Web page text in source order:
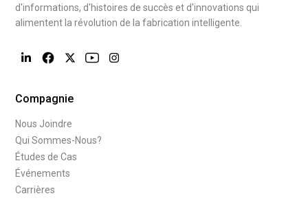
d'informations, d'histoires de succès et d'innovations qui
alimentent la révolution de la fabrication intelligente.
Compagnie
Nous Joindre
Qui Sommes-Nous?
Études de Cas
Événements
Carrières